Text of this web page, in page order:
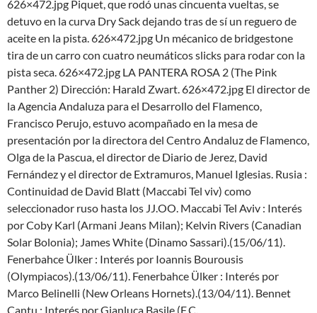
626×472.jpg Piquet, que rodó unas cincuenta vueltas, se
detuvo en la curva Dry Sack dejando tras de sí un reguero de
aceite en la pista. 626×472.jpg Un mécanico de bridgestone
tira de un carro con cuatro neumáticos slicks para rodar con la
pista seca. 626×472.jpg LA PANTERA ROSA 2 (The Pink
Panther 2) Dirección: Harald Zwart. 626×472.jpg El director de
la Agencia Andaluza para el Desarrollo del Flamenco,
Francisco Perujo, estuvo acompañado en la mesa de
presentación por la directora del Centro Andaluz de Flamenco,
Olga de la Pascua, el director de Diario de Jerez, David
Fernández y el director de Extramuros, Manuel Iglesias. Rusia :
Continuidad de David Blatt (Maccabi Tel viv) como
seleccionador ruso hasta los JJ.OO. Maccabi Tel Aviv : Interés
por Coby Karl (Armani Jeans Milan); Kelvin Rivers (Canadian
Solar Bolonia); James White (Dinamo Sassari).(15/06/11).
Fenerbahce Ülker : Interés por Ioannis Bourousis
(Olympiacos).(13/06/11). Fenerbahce Ülker : Interés por
Marco Belinelli (New Orleans Hornets).(13/04/11). Bennet
Cantu : Interés por Gianluca Basile (F.C.